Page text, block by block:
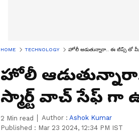
HOME TECHNOLOGY హోలీ ఆడుతున్నారా.. ఈ టిప్స్ తో మీ
హోలీ
స్మార్ట్ వాచ్ సేఫ్ గా
2 Min read Author : Ashok Kumar
Published : Mar 23 2024, 12:34 PM IST